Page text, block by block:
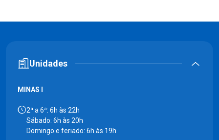
Unidades
MINAS I
2ª a 6ª: 6h às 22h
Sábado: 6h às 20h
Domingo e feriado: 6h às 19h